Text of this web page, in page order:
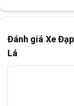
Đánh giá Xe
Lá